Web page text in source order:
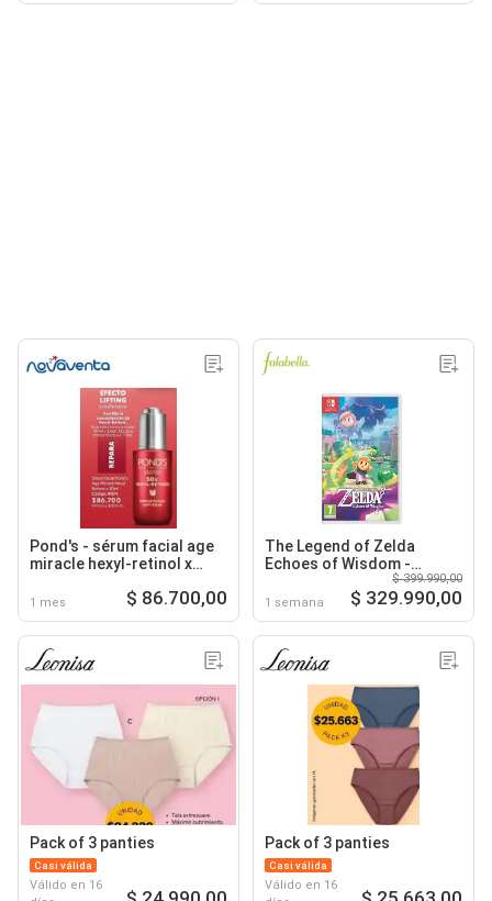
Pond's - sérum facial age
miracle hexyl-retinol x
1 mes $ 86.700,00
The Legend of Zelda
Echoes of Wisdom -
1 semana
$ 399.990,00
$ 329.990,00
Pack of 3 panties
Casi válida
Válido en 16
Pack of 3 panties
Casi válida
Válido en 16